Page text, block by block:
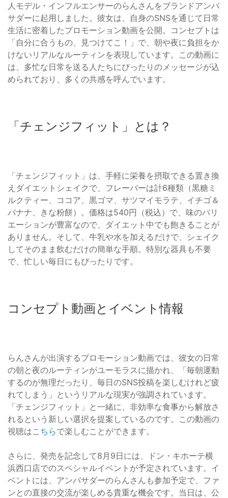
人モデル・インフルエンサーのらんさんをブランドアンバ
サダーに起用しました。彼女は、自身のSNSを通じて日常
生活に密着したプロモーション動画を公開。コンセプトは
「自分に合うもの、見つけてこ！」で、朝や夜に負担をか
けないリアルなルーティンを表現しています。この動画に
は、多忙な日常を送る人たちにぴったりのメッセージが込
められており、多くの共感を呼んでいます。
「チェンジフィット」とは？
「チェンジフィット」は、手軽に栄養を摂取できる置き換
えダイエットシェイクで、フレーバーは計6種類（黒糖ミ
ルクティー、ココア、黒ゴマ、サツマイモラテ、イチゴ＆
バナナ、きな粉餅）。価格は540円（税込）で、味のバリ
エーションが豊富なので、ダイエット中でも飽きることが
ありません。そして、牛乳や水を加えるだけで、シェイク
してそのまま飲むだけの簡単な手順。特別な器具も不要
で、忙しい毎日にもぴったりです。
コンセプト動画とイベント情報
らんさんが出演するプロモーション動画では、彼女の日常
の朝と夜のルーティンがユーモラスに描かれ、「毎朝運動
するのが無理だったり、毎日のSNS投稿を楽しむけれど疲
れてしまう」というリアルな現実が強調されています。
「チェンジフィット」と一緒に、非効率な食事から解放さ
れるという新しい選択を提案しているのです。この動画の
視聴はこちらで楽しむことができます。
さらに、発売を記念して8月9日には、ドン・キホーテ横
浜西口店でのスペシャルイベントが予定されています。イ
ベントには、アンバサダーのらんさんも参加予定で、ファ
ンとの直接の交流が楽しめる貴重な機会です。当日は、公